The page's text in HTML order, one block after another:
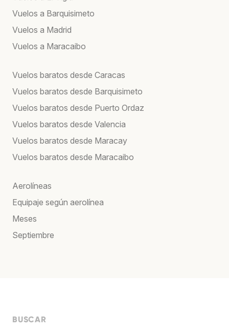
Vuelos a Barquisimeto
Vuelos a Madrid
Vuelos a Maracaibo
Vuelos baratos desde Caracas
Vuelos baratos desde Barquisimeto
Vuelos baratos desde Puerto Ordaz
Vuelos baratos desde Valencia
Vuelos baratos desde Maracay
Vuelos baratos desde Maracaibo
Aerolíneas
Equipaje según aerolínea
Meses
Septiembre
BUSCAR